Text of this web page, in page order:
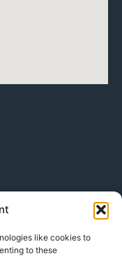
like cookies to
to these